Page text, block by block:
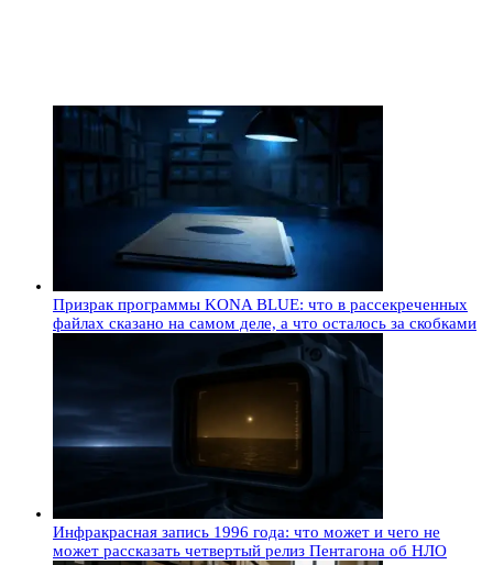
Призрак программы KONA BLUE: что в рассекреченных
файлах сказано на самом деле, а что осталось за скобками
Инфракрасная запись 1996 года: что может и чего не
может рассказать четвертый релиз Пентагона об НЛО